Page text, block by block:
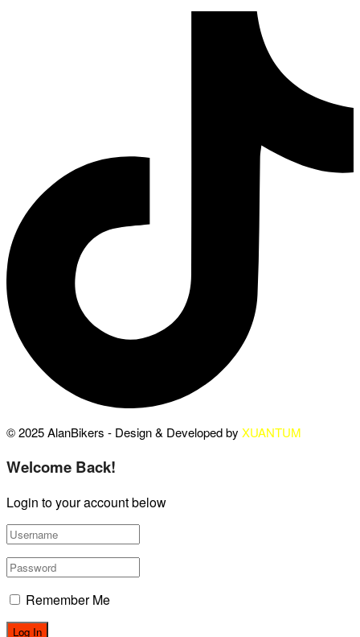
© 2025 AlanBikers - Design & Developed by XUANTUM
Welcome Back!
Login to your account below
Remember Me